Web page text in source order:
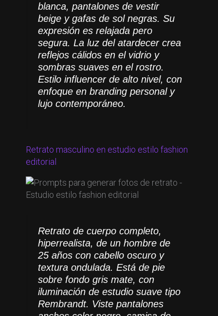
blanca, pantalones de vestir
beige y gafas de sol negras. Su
expresión es relajada pero
segura. La luz del atardecer crea
reflejos cálidos en el vidrio y
sombras suaves en el rostro.
Estilo influencer de alto nivel, con
enfoque en branding personal y
lujo contemporáneo.
Retrato masculino en estudio estilo fashion
editorial
Retrato de cuerpo completo,
hiperrealista, de un hombre de
25 años con cabello oscuro y
textura ondulada. Está de pie
sobre fondo gris mate, con
iluminación de estudio suave tipo
Rembrandt. Viste pantalones